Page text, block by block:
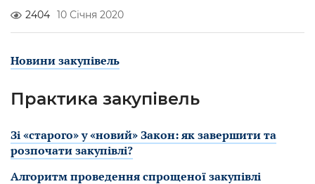
2404 10 Січня 2020
Новини закупівель
Практика закупівель
Зі «старого» у «новий» Закон: як завершити та
розпочати закупівлі?
Алгоритм проведення спрощеної закупівлі